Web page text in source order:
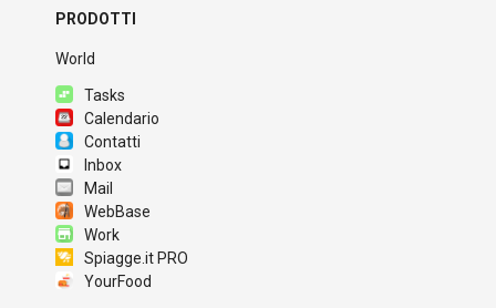
PRODOTTI
World
Tasks
Calendario
Contatti
Inbox
Mail
WebBase
Work
Spiagge.it PRO
YourFood